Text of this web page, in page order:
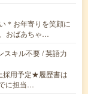
＊お年寄りを笑顔に
おばあちゃ…
スキル不要 / 英語力
採用予定★履歴書は
に担当…